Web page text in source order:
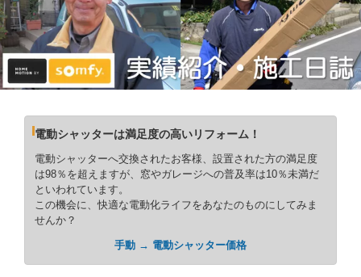
電動シャッターは満足度の高いリフォーム！
電動シャッターへ交換されたお客様、設置された方の満足度
は98％を超えますが、窓やガレージへの普及率は10％未満だ
といわれています。
この機会に、快適な電動化ライフをあなたのものにしてみま
せんか？
手動 → 電動シャッター価格